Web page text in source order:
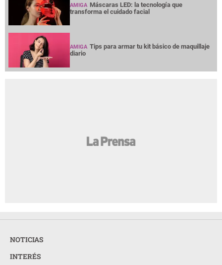
AMIGA Máscaras LED: la tecnología que
transforma el cuidado facial
AMIGA Tips para armar tu kit básico de maquillaje
diario
NOTICIAS
INTERÉS